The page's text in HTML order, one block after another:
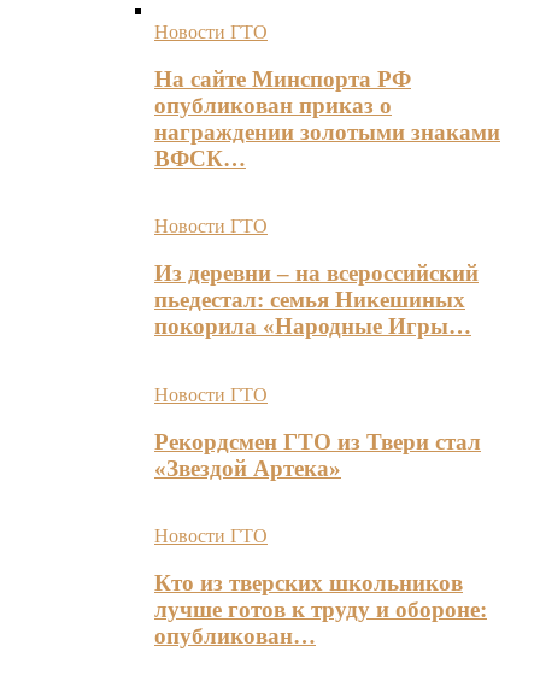
Новости ГТО
На сайте Минспорта РФ
опубликован приказ о
награждении золотыми знаками
ВФСК…
Новости ГТО
Из деревни – на всероссийский
пьедестал: семья Никешиных
покорила «Народные Игры…
Новости ГТО
Рекордсмен ГТО из Твери стал
«Звездой Артека»
Новости ГТО
Кто из тверских школьников
лучше готов к труду и обороне:
опубликован…